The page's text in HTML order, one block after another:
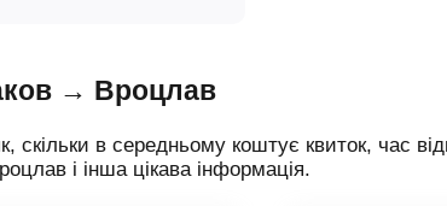
→ Вроцлав
скільки в середньому коштує квиток, час
і інша цікава інформація.